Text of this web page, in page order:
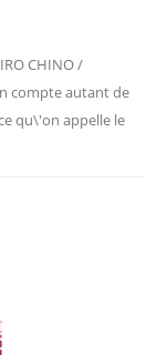
CHINO /
compte autant de
qu\'on appelle le